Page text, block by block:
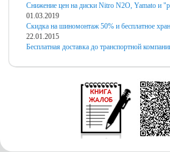
Снижение цен на диски Nitro N2O, Yamato и
01.03.2019
Скидка на шиномонтаж 50% и бесплатное
22.01.2015
Бесплатная доставка до транспортной